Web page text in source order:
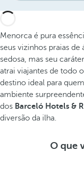
Menorca é pura
seus vizinhos praias de
sedosa, mas seu
atrai viajantes de todo
destino ideal para
ambiente
dos Barceló Hotels &
diversão da ilha.
O que